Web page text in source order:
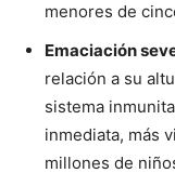
menores de
Emaciación
relación a su
sistema
inmediata, más
millones de